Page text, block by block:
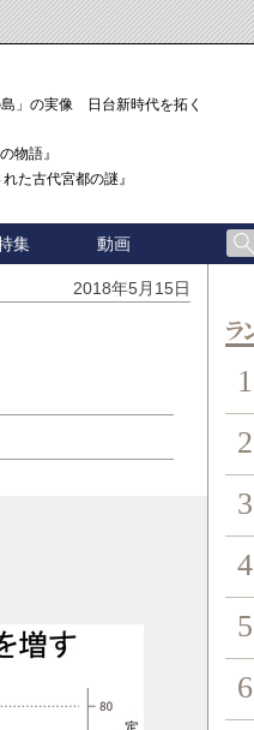
」の実像 日台新時代を拓く
物語』
た古代宮都の謎』
集 動画
2018年5月15日
18歳人
（写真・
1
2
3
4
5
6